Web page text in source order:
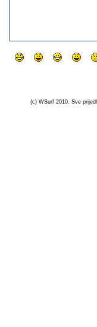
(c) WSurf 2010. Sve